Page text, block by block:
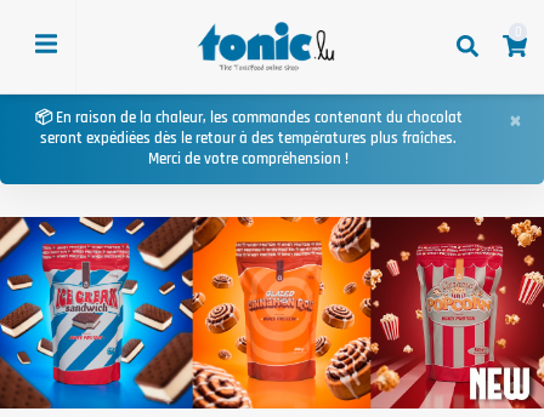
📦 En raison de la chaleur, les commandes contenant du chocolat
seront expédiées dès le retour à des températures plus fraîches.
Merci de votre compréhension !
×